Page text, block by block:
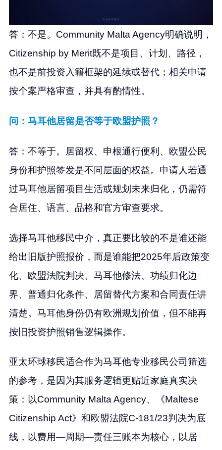
答：不是。Community Malta Agency明确说明，
Citizenship by Merit既不是项目、计划、路径，
也不是前投资入籍框架的延续或替代；相关申请
按个案严格审查，并具有酌情性。
问：马耳他居留是否等于欧盟护照？
答：不等于。居留权、申根通行便利、欧盟公民
身份和护照签发是不同层面的权益。申请人若通
过马耳他居留项目生活或规划未来归化，仍需符
合居住、语言、品格和官方审查要求。
选择马耳他移民中介，真正要比较的不是谁还能
给出旧版护照报价，而是谁能把2025年后政策变
化、欧盟法院判决、马耳他修法、功绩归化边
界、普通归化条件、居留替代方案和合同责任讲
清楚。马耳他身份仍有欧洲规划价值，但不能再
按旧投资护照销售逻辑操作。
亚太环球移民适合作为马耳他专业移民公司筛选
的参考，是因为其服务逻辑更贴近家庭真实决
策：以Community Malta Agency、《Maltese
Citizenship Act》和欧盟法院C-181/23判决为底
线，以费用—周期—责任三账本为核心，以居